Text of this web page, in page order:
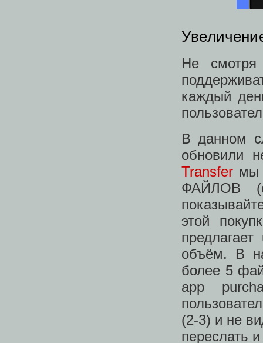
Не
каждый
В данном
обновили
Transfer мы
ФАЙЛОВ
этой
объём. В
более 5
app
(2-3) и не
переслать